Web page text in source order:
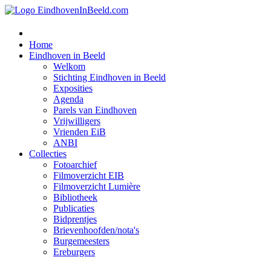
Home
Eindhoven in Beeld
Welkom
Stichting Eindhoven in Beeld
Exposities
Agenda
Parels van Eindhoven
Vrijwilligers
Vrienden EiB
ANBI
Collecties
Fotoarchief
Filmoverzicht EIB
Filmoverzicht Lumière
Bibliotheek
Publicaties
Bidprentjes
Brievenhoofden/nota's
Burgemeesters
Ereburgers